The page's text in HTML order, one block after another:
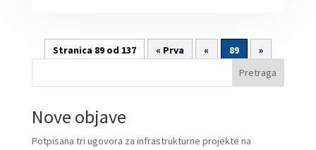
Stranica 89 od 137 « Prva « 89
»
Pretraga
Nove objave
Potpisana tri ugovora za infrastrukturne projekte na